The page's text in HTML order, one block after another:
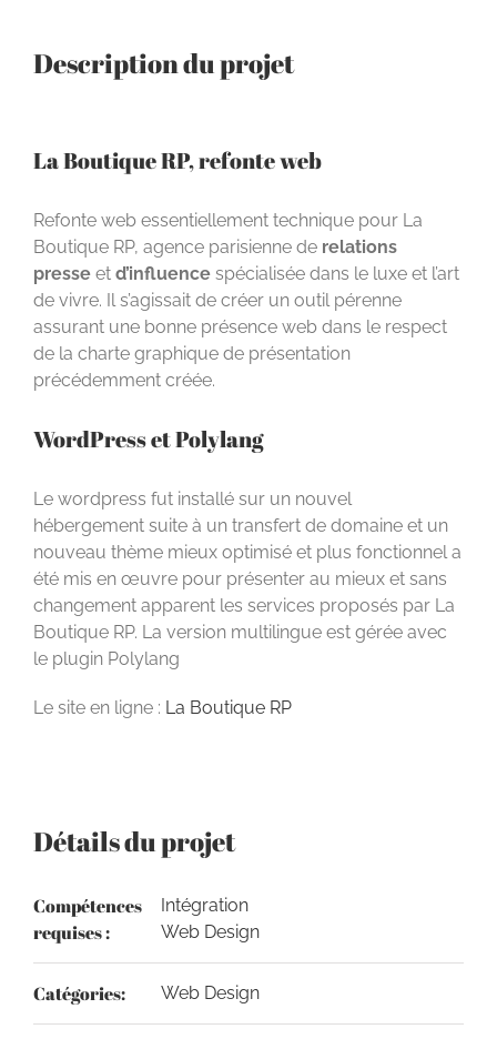
Description du projet
La Boutique RP, refonte web
Refonte web essentiellement technique pour La
Boutique RP, agence parisienne de relations
presse et d’influence spécialisée dans le luxe et l’art
de vivre. Il s’agissait de créer un outil pérenne
assurant une bonne présence web dans le respect
de la charte graphique de présentation
précédemment créée.
WordPress et Polylang
Le wordpress fut installé sur un nouvel
hébergement suite à un transfert de domaine et un
nouveau thème mieux optimisé et plus fonctionnel a
été mis en œuvre pour présenter au mieux et sans
changement apparent les services proposés par La
Boutique RP. La version multilingue est gérée avec
le plugin Polylang
Le site en ligne : La Boutique RP
Détails du projet
Compétences
requises :
Intégration
Web Design
Catégories: Web Design